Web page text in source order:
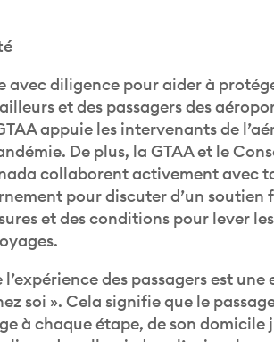
et des passagers des
appuie les intervenants de
De plus, la GTAA et le
collaborent activement avec
pour discuter d’un soutien
et des conditions pour lever
soi ». Cela signifie que le
à chaque étape, de son domicile
lieux de celle-ci, dans l’avion, les